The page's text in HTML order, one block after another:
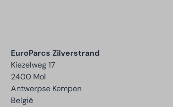
EuroParcs Zilverstrand
Kiezelweg 17
2400 Mol
Antwerpse Kempen
België